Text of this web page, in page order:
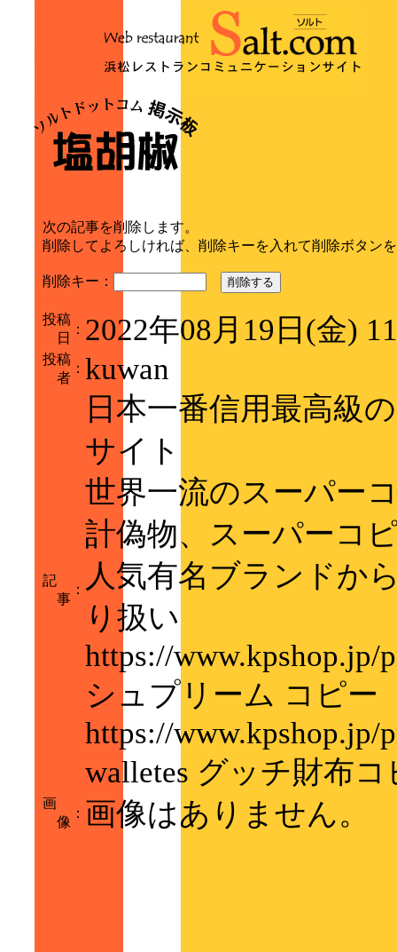
次の記事を削除します。
削除してよろしければ、削除キーを入れて削除ボタン
削除キー： 削除する
投稿
日
： 2022年08月19日(金)
投稿
者
： kuwan
記
事
：
日本一番信用最高級
サイト
世界一流のスーパー
計偽物、スーパーコ
人気有名ブランドか
り扱い
https://www.kpshop.jp/
シュプリーム コピー
https://www.kpshop.jp/
walletes グッチ財布コ
画
像
： 画像はありません。